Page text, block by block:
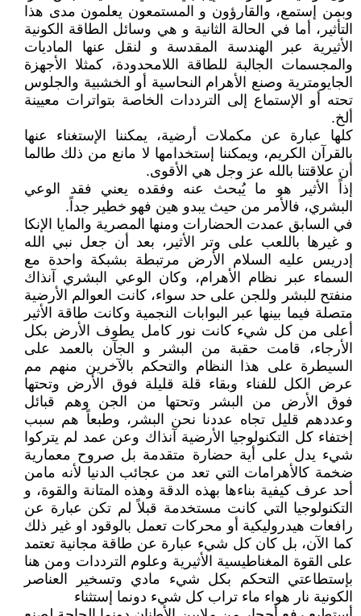
وبمن إستمع، والقارؤون و المستمعون يعلمون مدى هذا
التأثير، أما في الحالة الثانية و هي وسائل الطاقة الكونية
الأثيرية عبر الهندسة المقدسة و لنقل عنها الماديات
والمجسمات الجالبة للطاقة اللامحدودة، كمثلا الأجهزة
الجايومترية وصنع الأهرام النحاسية أو الخشبية والجلوس
تحته أو الإستماع إلى الترددات الخاصة بتواترات معيينة
ألخ.
كلها عبارة عن مكملات أرضية، يمكننا الإستغناء عنها
بالقرآن الكريم، ويمكننا إستخدامها لا مانع من ذلك طالما
أن علاقتنا بالله عز وجل هي الأقوى.
إذاً الأثير هو ما يُبحث عنه وفقده يعني فقد الوعي
البشري، فالأمر من حيث يبدو هين فهو خطير جداً.
في السابق عمدت الحضارات ومنها المصرية والمايا الإنكا
و غيرها باللعب على وتر الأثير، بعد أن جعل نبي الله
إدريس عليه السلام الأرض مرتبطة بشبكة واحدة مع
السماء عبر نظام الأهرام، وكان الوعي البشري آنذاك
منفتح للبشر وللجن على حد سواء، كانت العوالم الأرضية
متصلة فيما بينها عبر البوابات النجمية وكانت طاقة الأثير
أعلى من كل شيء كانت نور كامل يطوف الأرض بكل
الأرجاء، قامت حقبة من البشر و الجآن بالعمد على
السيطرة على هذا النظام والتحكم بالآخرين منهم مم
عرض الكل للفناء وبقاء قلة قليلة فوق الأرض وتحتها
فوق الأرض من البشر وتحتها من الجن وهم قبائل
وعددهم قليل تجاه عددنا نحن البشر، وطبعاً هم سبب
إختفاء كل التكنولوجيا الأرضية آنذاك وعن عمد لم يتركوا
شيء يدل على أية حضارة متقدمة بل صروح معمارية
ضخمة كالأهرامات التي تعد من عجائب الدنيا لأنه مامن
أحد عرف كيفية بناءها بهذه الدقة وهذه المتانة والقوة، و
التكنولوجيا التي كانت مستخدمة قبلاً لم تكن عبارة عن
رافعات هيدروليكية أو محركات تعمل بالوقود او غير ذلك
كما الآن، بل كان كل شيء عبارة عن طاقة مجانية تعتمد
على القوة المغناطيسية الأثيرية وعلوم الترددات ومن هنا
بإستطاعتي التحكم بكل شيء مادي وتسخير العناصر
الكونية نار هواء ماء تراب كل شيء دونما إستثناء